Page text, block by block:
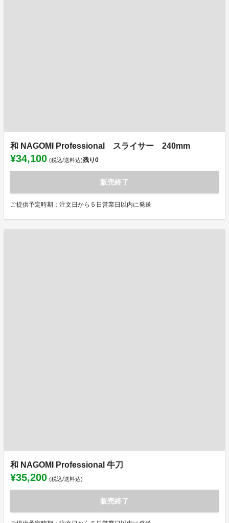
和 NAGOMI Professional スライサー 240mm
¥34,100 (税込/送料込)残り0
販売終了
ご提供予定時期：注文日から５日営業日以内に発送
和 NAGOMI Professional 牛刀
¥35,200 (税込/送料込)
販売終了